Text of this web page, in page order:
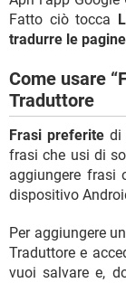
Fatto ciò tocca
tradurre le
Come usare
Traduttore
Frasi preferitedi
frasi che usi di
aggiungere frasi
dispositivo
Per aggiungere
Traduttore e
vuoi salvare e,